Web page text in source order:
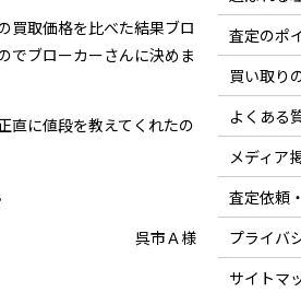
買取価格を比べた結果ブロ
でブローカーさんに決めま
直に値段を教えてくれたの
呉市Ａ様
査定のポ
買い取り
よくある
メディア
査定依頼
プライバ
サイトマ